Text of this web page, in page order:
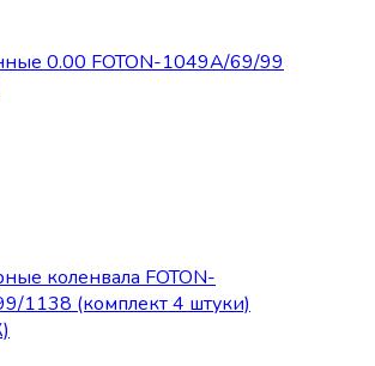
0.00 FOTON-1049А/69/99
коленвала FOTON-
1138 (комплект 4 штуки)